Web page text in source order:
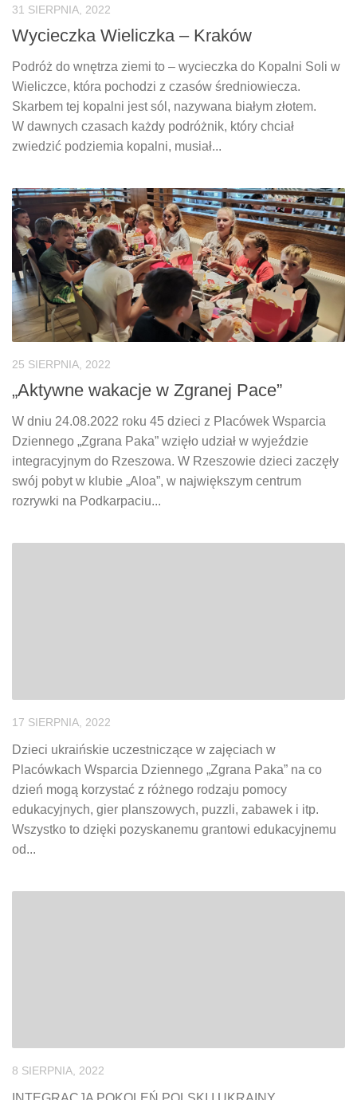
31 SIERPNIA, 2022
Wycieczka Wieliczka – Kraków
Podróż do wnętrza ziemi to – wycieczka do Kopalni Soli w
Wieliczce, która pochodzi z czasów średniowiecza.
Skarbem tej kopalni jest sól, nazywana białym złotem.
W dawnych czasach każdy podróżnik, który chciał
zwiedzić podziemia kopalni, musiał...
25 SIERPNIA, 2022
„Aktywne wakacje w Zgranej Pace”
W dniu 24.08.2022 roku 45 dzieci z Placówek Wsparcia
Dziennego „Zgrana Paka” wzięło udział w wyjeździe
integracyjnym do Rzeszowa. W Rzeszowie dzieci zaczęły
swój pobyt w klubie „Aloa”, w największym centrum
rozrywki na Podkarpaciu...
17 SIERPNIA, 2022
Dzieci ukraińskie uczestniczące w zajęciach w
Placówkach Wsparcia Dziennego „Zgrana Paka” na co
dzień mogą korzystać z różnego rodzaju pomocy
edukacyjnych, gier planszowych, puzzli, zabawek i itp.
Wszystko to dzięki pozyskanemu grantowi edukacyjnemu
od...
8 SIERPNIA, 2022